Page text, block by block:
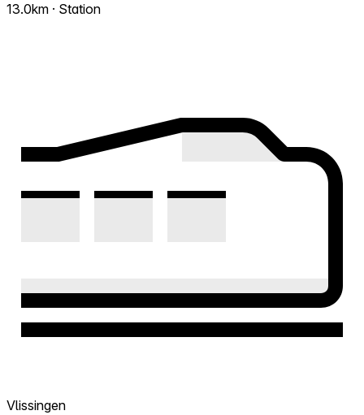
13.0km · Station
Vlissingen